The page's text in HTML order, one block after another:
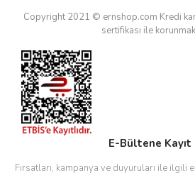
Copyright 2021 © ernshop.com Kredi
sertifikası ile
E-Bültene Kayıt
Fırsatları, kampanya ve duyuruları ile ilgili